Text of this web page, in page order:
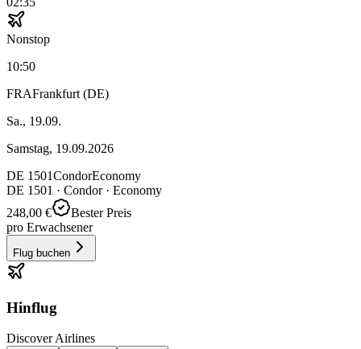
Nonstop
10:50
FRAFrankfurt (DE)
Sa., 19.09.
Samstag, 19.09.2026
DE 1501CondorEconomy
DE 1501 · Condor· Economy
248,00 €
Bester Preis
pro Erwachsener
Flug buchen
Hinflug
Discover Airlines